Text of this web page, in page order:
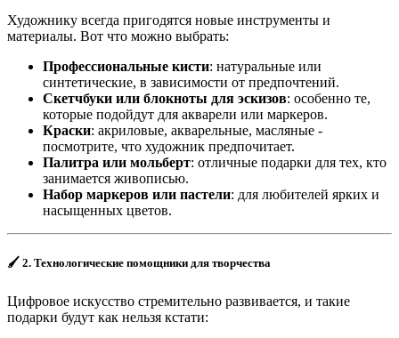
Художнику всегда пригодятся новые инструменты и
материалы. Вот что можно выбрать:
Профессиональные кисти: натуральные или
синтетические, в зависимости от предпочтений.
Скетчбуки или блокноты для эскизов: особенно те,
которые подойдут для акварели или маркеров.
Краски: акриловые, акварельные, масляные -
посмотрите, что художник предпочитает.
Палитра или мольберт: отличные подарки для тех, кто
занимается живописью.
Набор маркеров или пастели: для любителей ярких и
насыщенных цветов.
🖌 2. Технологические помощники для творчества
Цифровое искусство стремительно развивается, и такие
подарки будут как нельзя кстати: